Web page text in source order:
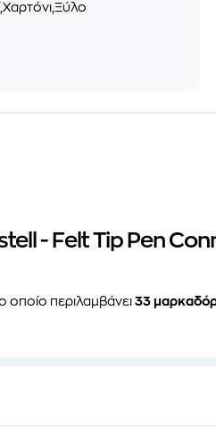
- Felt Tip Pen
οποίο περιλαμβάνει 33